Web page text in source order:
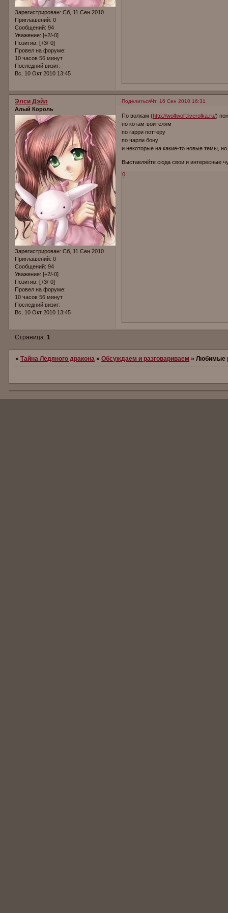
Зарегистрирован: Сб, 11 Сен 2010
Приглашений: 0
Сообщений: 94
Уважение: [+2/-0]
Позитив: [+3/-0]
Провел на форуме:
10 часов 56 минут
Последний визит:
Вс, 10 Окт 2010 13:45
ПоделитьсяЧт, 16 Сен 2010 16:31
Элси Дэйл
Алый Король
Зарегистрирован: Сб, 11 Сен 2010
Приглашений: 0
Сообщений: 94
Уважение: [+2/-0]
Позитив: [+3/-0]
Провел на форуме:
10 часов 56 минут
Последний визит:
Вс, 10 Окт 2010 13:45
По волкам (http://wolfwolf.liverolka.ru/)
по котам-воителям
по гарри поттеру
по чарли бону
и некоторые на какие-то новые темы,
Выставляйте сюда свои и интересные
0
Страница:1
»Тайна Ледяного дракона »Обсуждаем и разговариваем »Любимые